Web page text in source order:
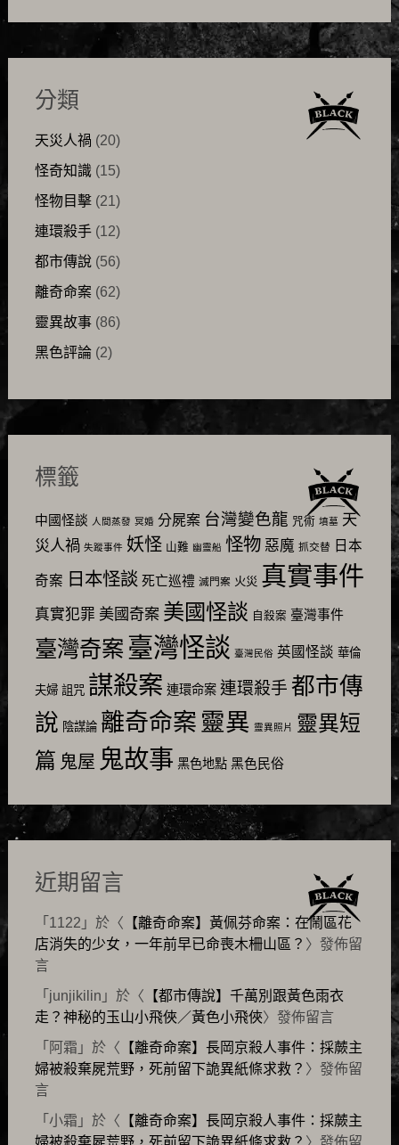
分類
天災人禍 (20)
怪奇知識(15)
怪物目擊(21)
連環殺手(12)
都市傳說(56)
離奇命案(62)
靈異故事(86)
黑色評論(2)
標籤
中國怪談 人間蒸發 冥婚 分屍案 台灣變色龍 咒術 墳墓 天
災人禍 失蹤事件 妖怪 山難 幽靈船 怪物 惡魔 抓交替 日本
奇案 日本怪談 死亡巡禮 滅門案 火災 真實事件
真實犯罪 美國奇案 美國怪談 自殺案 臺灣事件
臺灣奇案 臺灣怪談 臺灣民俗 英國怪談 華倫
夫婦 詛咒 謀殺案 連環命案 連環殺手 都市傳
說 陰謀論 離奇命案 靈異 靈異照片 靈異短
篇 鬼屋 鬼故事 黑色地點 黑色民俗
近期留言
「 1122 」於〈 【離奇命案】黃佩芬命案：在鬧區花
店消失的少女，一年前早已命喪木柵山區？ 〉發佈留
言
「 junjikilin 」於〈 【都市傳說】千萬別跟黃色雨衣
走？神秘的玉山小飛俠／黃色小飛俠〉發佈留言
「 阿霜 」於〈 【離奇命案】長岡京殺人事件：採蕨主
婦被殺棄屍荒野，死前留下詭異紙條求救？ 〉發佈留
言
「 小霜 」於〈 【離奇命案】長岡京殺人事件：採蕨主
婦被殺棄屍荒野，死前留下詭異紙條求救？ 〉發佈留